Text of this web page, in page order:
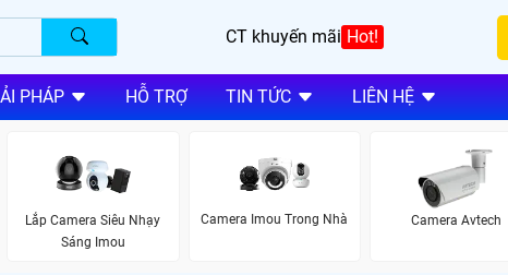
CT khuyến mãi Hot!
PHÁP HỖ TRỢ TIN TỨC LIÊN HỆ
Lắp Camera Siêu Nhạy
Sáng Imou
Camera Imou Trong Nhà Camera Avtech